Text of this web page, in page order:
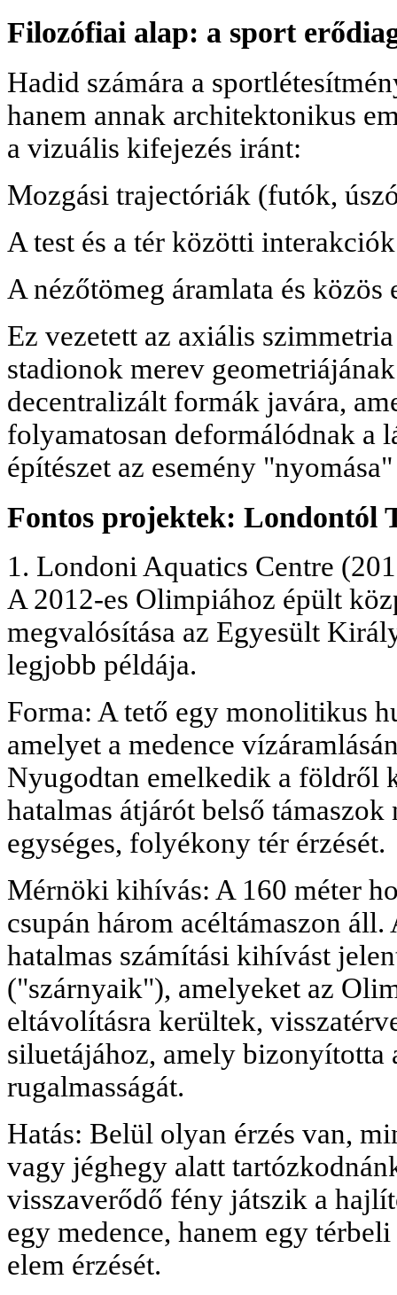
Filozófiai alap: a sport
Hadid számára a
hanem annak architektonikus
a vizuális kifejezés iránt:
Mozgási trajectóriák (futók,
A test és a tér közötti
A nézőtömeg áramlata és közös
Ez vezetett az axiális
stadionok merev
decentralizált formák javára,
folyamatosan deformálódnak a
építészet az esemény
Fontos projektek: Londontól
1. Londoni Aquatics Centre
A 2012-es Olimpiához épült
megvalósítása az Egyesült
legjobb példája.
Forma: A tető egy monolitikus
amelyet a medence
Nyugodtan emelkedik a földről
hatalmas átjárót belső
egységes, folyékony tér érzését.
Mérnöki kihívás: A 160 méter
csupán három acéltámaszon áll.
hatalmas számítási kihívást
("szárnyaik"), amelyeket az
eltávolításra kerültek,
siluetájához, amely bizonyította
rugalmasságát.
Hatás: Belül olyan érzés van,
vagy jéghegy alatt
visszaverődő fény játszik a
egy medence, hanem egy
elem érzését.